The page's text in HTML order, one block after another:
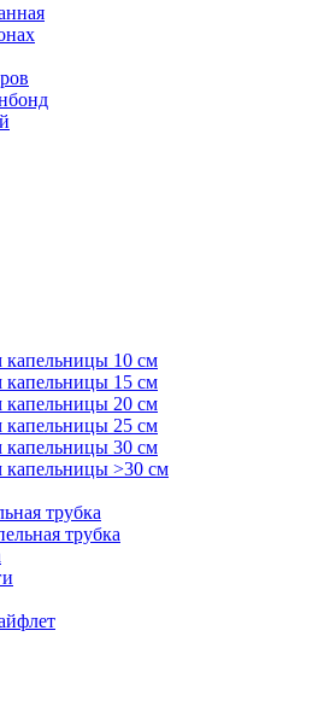
капельницы 10 см
капельницы 15 см
капельницы 20 см
капельницы 25 см
капельницы 30 см
капельницы >30 см
трубка
трубка